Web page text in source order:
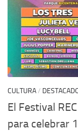
CULTURA/
El Festival
para celebrar